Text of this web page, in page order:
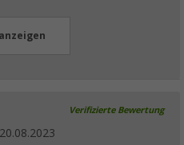
Verifizierte Bewertung
20.08.2023